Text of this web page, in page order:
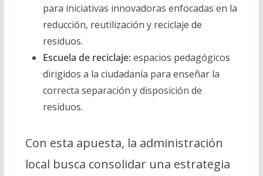
para iniciativas innovadoras enfocadas en la
reducción, reutilización y reciclaje de
residuos.
Escuela de reciclaje:espacios pedagógicos
dirigidos a la ciudadanía para enseñar la
correcta separación y disposición de
residuos.
Con esta apuesta, la administración
local busca consolidar una estrategia